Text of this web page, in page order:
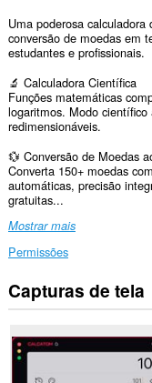
Uma poderosa
conversão de moedas em
estudantes e profissionais.
🔬 Calculadora Científica
Funções matemáticas
logaritmos. Modo
redimensionáveis.
💱 Conversão de Moedas
Converta 150+ moedas
automáticas, precisão
gratuitas...
Mostrar mais
Permissões
Esta
extensão
um
painel
Capturas de tela